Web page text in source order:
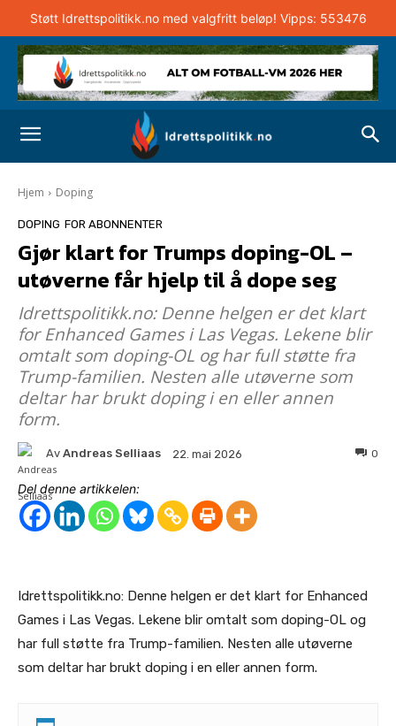
Støtt Idrettspolitikk.no med valgfritt beløp! Vipps: 553476
Hjem Doping
DOPING FOR ABONNENTER
Gjør klart for Trumps doping-OL –
utøverne får hjelp til å dope seg
Idrettspolitikk.no: Denne helgen er det klart
for Enhanced Games i Las Vegas. Lekene blir
omtalt som doping-OL og har full støtte fra
Trump-familien. Nesten alle utøverne som
deltar har brukt doping i en eller annen
form.
Av Andreas Selliaas 22. mai 2026 0
Del denne artikkelen:
Idrettspolitikk.no: Denne helgen er det klart for Enhanced
Games i Las Vegas. Lekene blir omtalt som doping-OL og
har full støtte fra Trump-familien. Nesten alle utøverne
som deltar har brukt doping i en eller annen form.